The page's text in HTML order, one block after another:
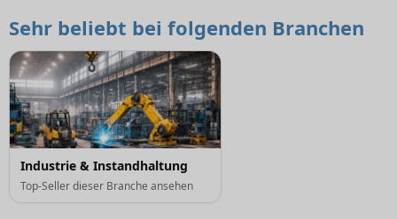
Sehr beliebt bei folgenden Branchen
Industrie & Instandhaltung
Top-Seller dieser Branche ansehen